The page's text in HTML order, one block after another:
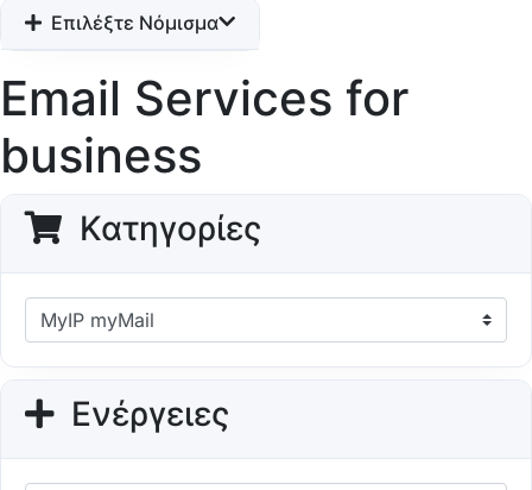
Επιλέξτε Νόμισμα
Email Services for
business
Κατηγορίες
Ενέργειες